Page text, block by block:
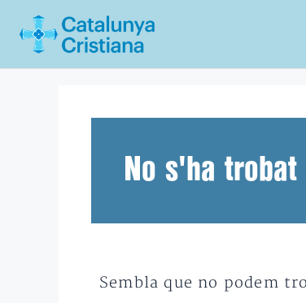
No s'ha trobat
Sembla que no podem